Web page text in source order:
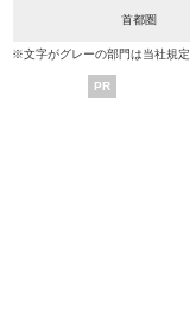
首都圏
※文字がグレーの部門は当社規
PR